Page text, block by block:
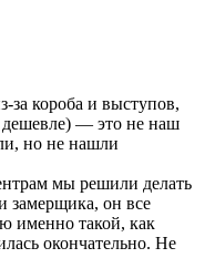
за короба и выступов,
дешевле) — это не наш
но не нашли
мы решили делать
замерщика, он все
именно такой, как
окончательно. Не